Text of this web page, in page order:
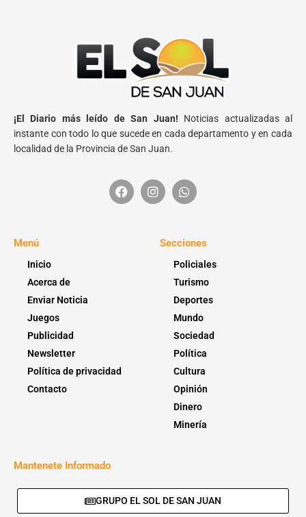
¡El Diario más leído de San Juan! Noticias actualizadas al
instante con todo lo que sucede en cada departamento y en cada
localidad de la Provincia de San Juan.
Menú
Inicio
Acerca de
Enviar Noticia
Juegos
Publicidad
Newsletter
Política de privacidad
Contacto
Secciones
Policiales
Turismo
Deportes
Mundo
Sociedad
Política
Cultura
Opinión
Dinero
Minería
Mantenete Informado
GRUPO EL SOL DE SAN JUAN